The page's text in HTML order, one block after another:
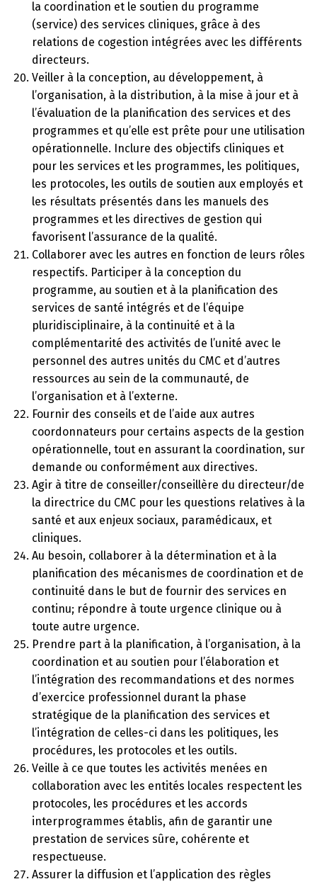
la coordination et le soutien du programme
(service) des services cliniques, grâce à des
relations de cogestion intégrées avec les différents
directeurs.
Veiller à la conception, au développement, à
l’organisation, à la distribution, à la mise à jour et à
l’évaluation de la planification des services et des
programmes et qu’elle est prête pour une utilisation
opérationnelle. Inclure des objectifs cliniques et
pour les services et les programmes, les politiques,
les protocoles, les outils de soutien aux employés et
les résultats présentés dans les manuels des
programmes et les directives de gestion qui
favorisent l’assurance de la qualité.
Collaborer avec les autres en fonction de leurs rôles
respectifs. Participer à la conception du
programme, au soutien et à la planification des
services de santé intégrés et de l’équipe
pluridisciplinaire, à la continuité et à la
complémentarité des activités de l’unité avec le
personnel des autres unités du CMC et d’autres
ressources au sein de la communauté, de
l’organisation et à l’externe.
Fournir des conseils et de l’aide aux autres
coordonnateurs pour certains aspects de la gestion
opérationnelle, tout en assurant la coordination, sur
demande ou conformément aux directives.
Agir à titre de conseiller/conseillère du directeur/de
la directrice du CMC pour les questions relatives à la
santé et aux enjeux sociaux, paramédicaux, et
cliniques.
Au besoin, collaborer à la détermination et à la
planification des mécanismes de coordination et de
continuité dans le but de fournir des services en
continu; répondre à toute urgence clinique ou à
toute autre urgence.
Prendre part à la planification, à l’organisation, à la
coordination et au soutien pour l’élaboration et
l’intégration des recommandations et des normes
d’exercice professionnel durant la phase
stratégique de la planification des services et
l’intégration de celles-ci dans les politiques, les
procédures, les protocoles et les outils.
Veille à ce que toutes les activités menées en
collaboration avec les entités locales respectent les
protocoles, les procédures et les accords
interprogrammes établis, afin de garantir une
prestation de services sûre, cohérente et
respectueuse.
Assurer la diffusion et l’application des règles